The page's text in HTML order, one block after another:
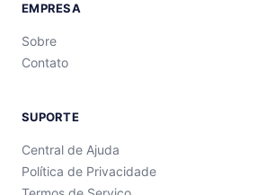
EMPRESA
Sobre
Contato
SUPORTE
Central de Ajuda
Política de Privacidade